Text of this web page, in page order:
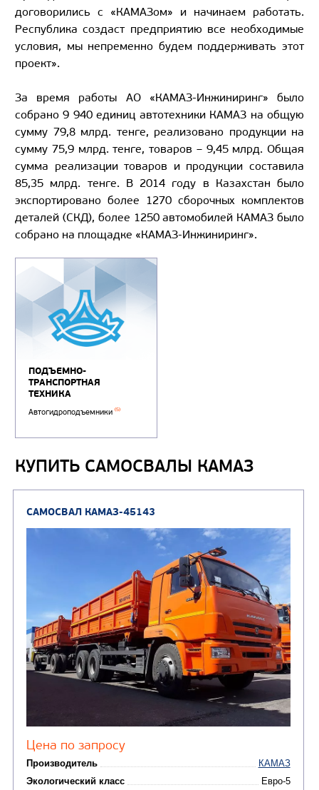
договорились с «КАМАЗом» и начинаем работать.
Республика создаст предприятию все необходимые
условия, мы непременно будем поддерживать этот
проект».
За время работы АО «КАМАЗ-Инжиниринг» было
собрано 9 940 единиц автотехники КАМАЗ на общую
сумму 79,8 млрд. тенге, реализовано продукции на
сумму 75,9 млрд. тенге, товаров – 9,45 млрд. Общая
сумма реализации товаров и продукции составила
85,35 млрд. тенге. В 2014 году в Казахстан было
экспортировано более 1270 сборочных комплектов
деталей (СКД), более 1250 автомобилей КАМАЗ было
собрано на площадке «КАМАЗ-Инжиниринг».
ПОДЪЕМНО-
ТРАНСПОРТНАЯ
ТЕХНИКА
Автогидроподъемники(5)
КУПИТЬ САМОСВАЛЫ КАМАЗ